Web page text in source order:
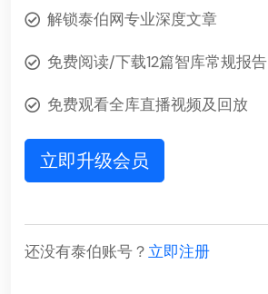
解锁泰伯网专业深度文章
免费阅读/下载12篇智库常规报告
免费观看全库直播视频及回放
立即升级会员
还没有泰伯账号？ 立即注册